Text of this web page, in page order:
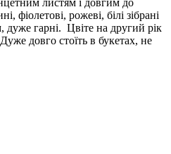
листям і довгим до
фіолетові, рожеві, білі зібрані
дуже гарні. Цвіте на другий рік
довго стоїть в букетах, не